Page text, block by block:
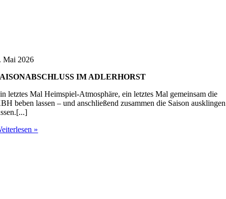
Mai 2026
IM ADLERHORST
letztes Mal Heimspiel-Atmosphäre, ein letztes Mal gemeinsam die
beben lassen – und anschließend zusammen die Saison ausklingen
»